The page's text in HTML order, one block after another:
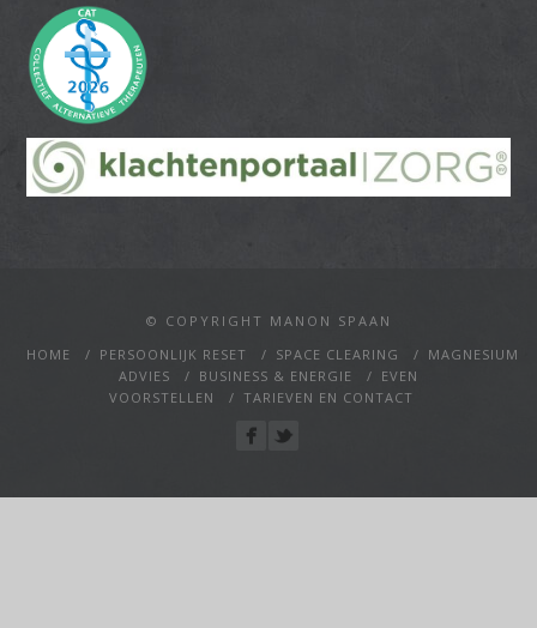
© COPYRIGHT MANON SPAAN
HOME
PERSOONLIJK RESET SPACE CLEARING
MAGNESIUM
ADVIES
BUSINESS & ENERGIE
EVEN
VOORSTELLEN
TARIEVEN EN CONTACT